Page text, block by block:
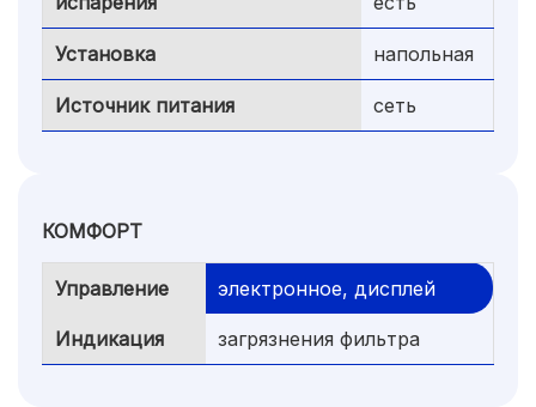
Установка напольная
Источник питания сеть
КОМФОРТ
Управление электронное, дисплей
Индикация загрязнения фильтра